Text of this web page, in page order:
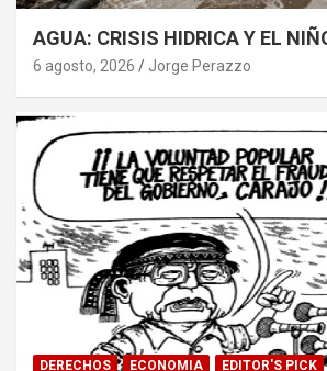
AGUA: CRISIS HIDRICA Y EL
6 agosto, 2026 Jorge Perazzo
DERECHOS ECONOMIA EDITOR'S PICK